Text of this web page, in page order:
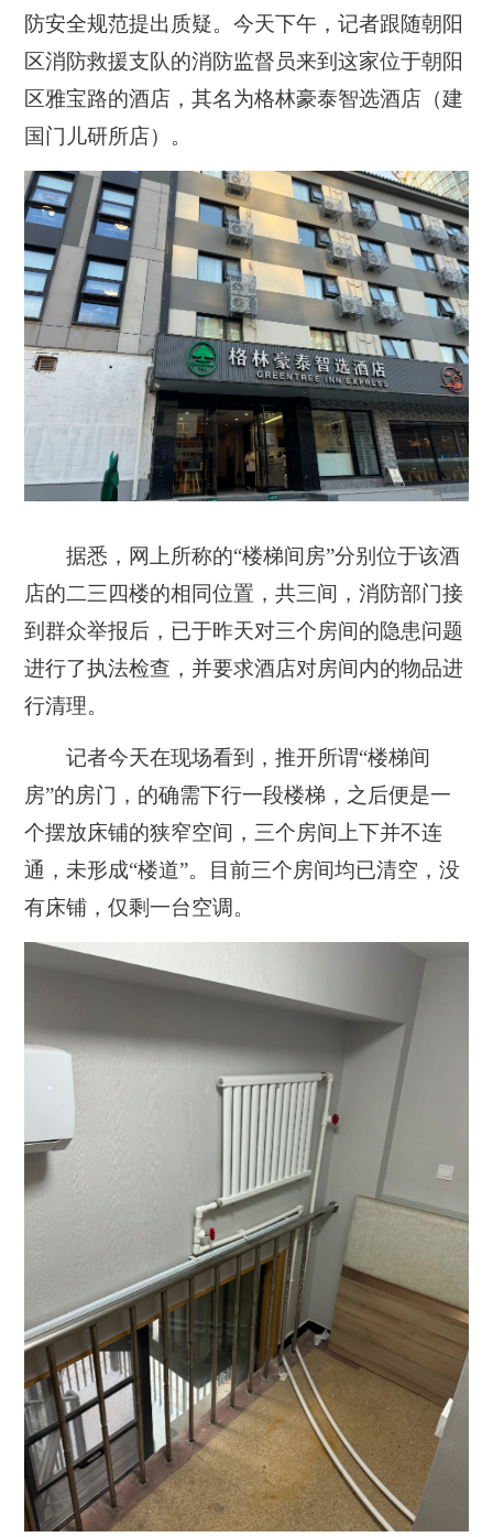
防安全规范提出质疑。今天下午，记者跟随朝阳
区消防救援支队的消防监督员来到这家位于朝阳
区雅宝路的酒店，其名为格林豪泰智选酒店（建
国门儿研所店）。
据悉，网上所称的“楼梯间房”分别位于该酒
店的二三四楼的相同位置，共三间，消防部门接
到群众举报后，已于昨天对三个房间的隐患问题
进行了执法检查，并要求酒店对房间内的物品进
行清理。
记者今天在现场看到，推开所谓“楼梯间
房”的房门，的确需下行一段楼梯，之后便是一
个摆放床铺的狭窄空间，三个房间上下并不连
通，未形成“楼道”。目前三个房间均已清空，没
有床铺，仅剩一台空调。